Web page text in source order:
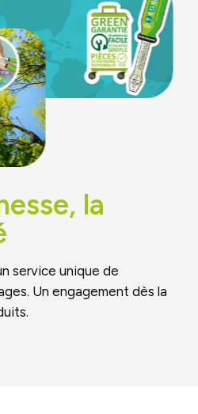
la
service unique de
Un engagement dès la